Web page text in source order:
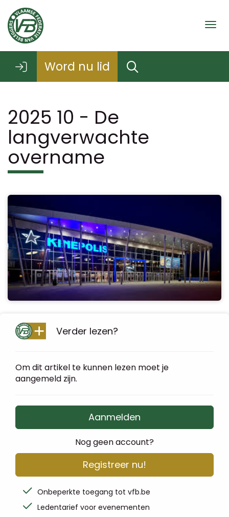
Word nu lid
2025 10 - De
langverwachte
overname
Verder lezen?
Om dit artikel te kunnen lezen moet je
aangemeld zijn.
Aanmelden
Nog geen account?
Registreer nu!
Onbeperkte toegang tot vfb.be
Ledentarief voor evenementen